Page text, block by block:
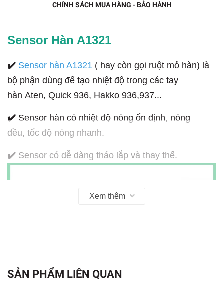
CHÍNH SÁCH MUA HÀNG - BẢO HÀNH
Sensor Hàn A1321
✔️ Sensor hàn A1321 ( hay còn gọi ruột mỏ hàn) là
bộ phận dùng để tạo nhiệt độ trong các tay
hàn Aten, Quick 936, Hakko 936,937...
✔️ Sensor hàn có nhiệt độ nóng ổn định, nóng
đều, tốc độ nóng nhanh.
✔️ Sensor có dễ dàng tháo lắp và thay thế.
Xem thêm
SẢN PHẨM LIÊN QUAN